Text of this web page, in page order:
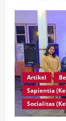
Artikel
Sapientia
Socialitas